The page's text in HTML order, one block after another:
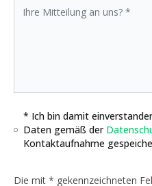
* Ich bin damit
Daten gemäß der
Kontaktaufnahme
Die mit * gekennzeichneten